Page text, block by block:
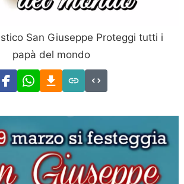
San Giuseppe Proteggi tutti i
papà del mondo